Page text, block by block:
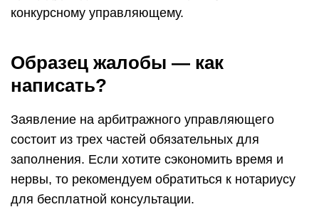
конкурсному управляющему.
Образец жалобы — как
написать?
Заявление на арбитражного управляющего
состоит из трех частей обязательных для
заполнения. Если хотите сэкономить время и
нервы, то рекомендуем обратиться к нотариусу
для бесплатной консультации.